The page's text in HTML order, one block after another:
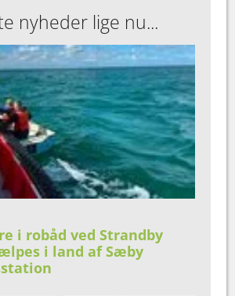
nyheder lige nu...
i robåd ved Strandby
i land af Sæby